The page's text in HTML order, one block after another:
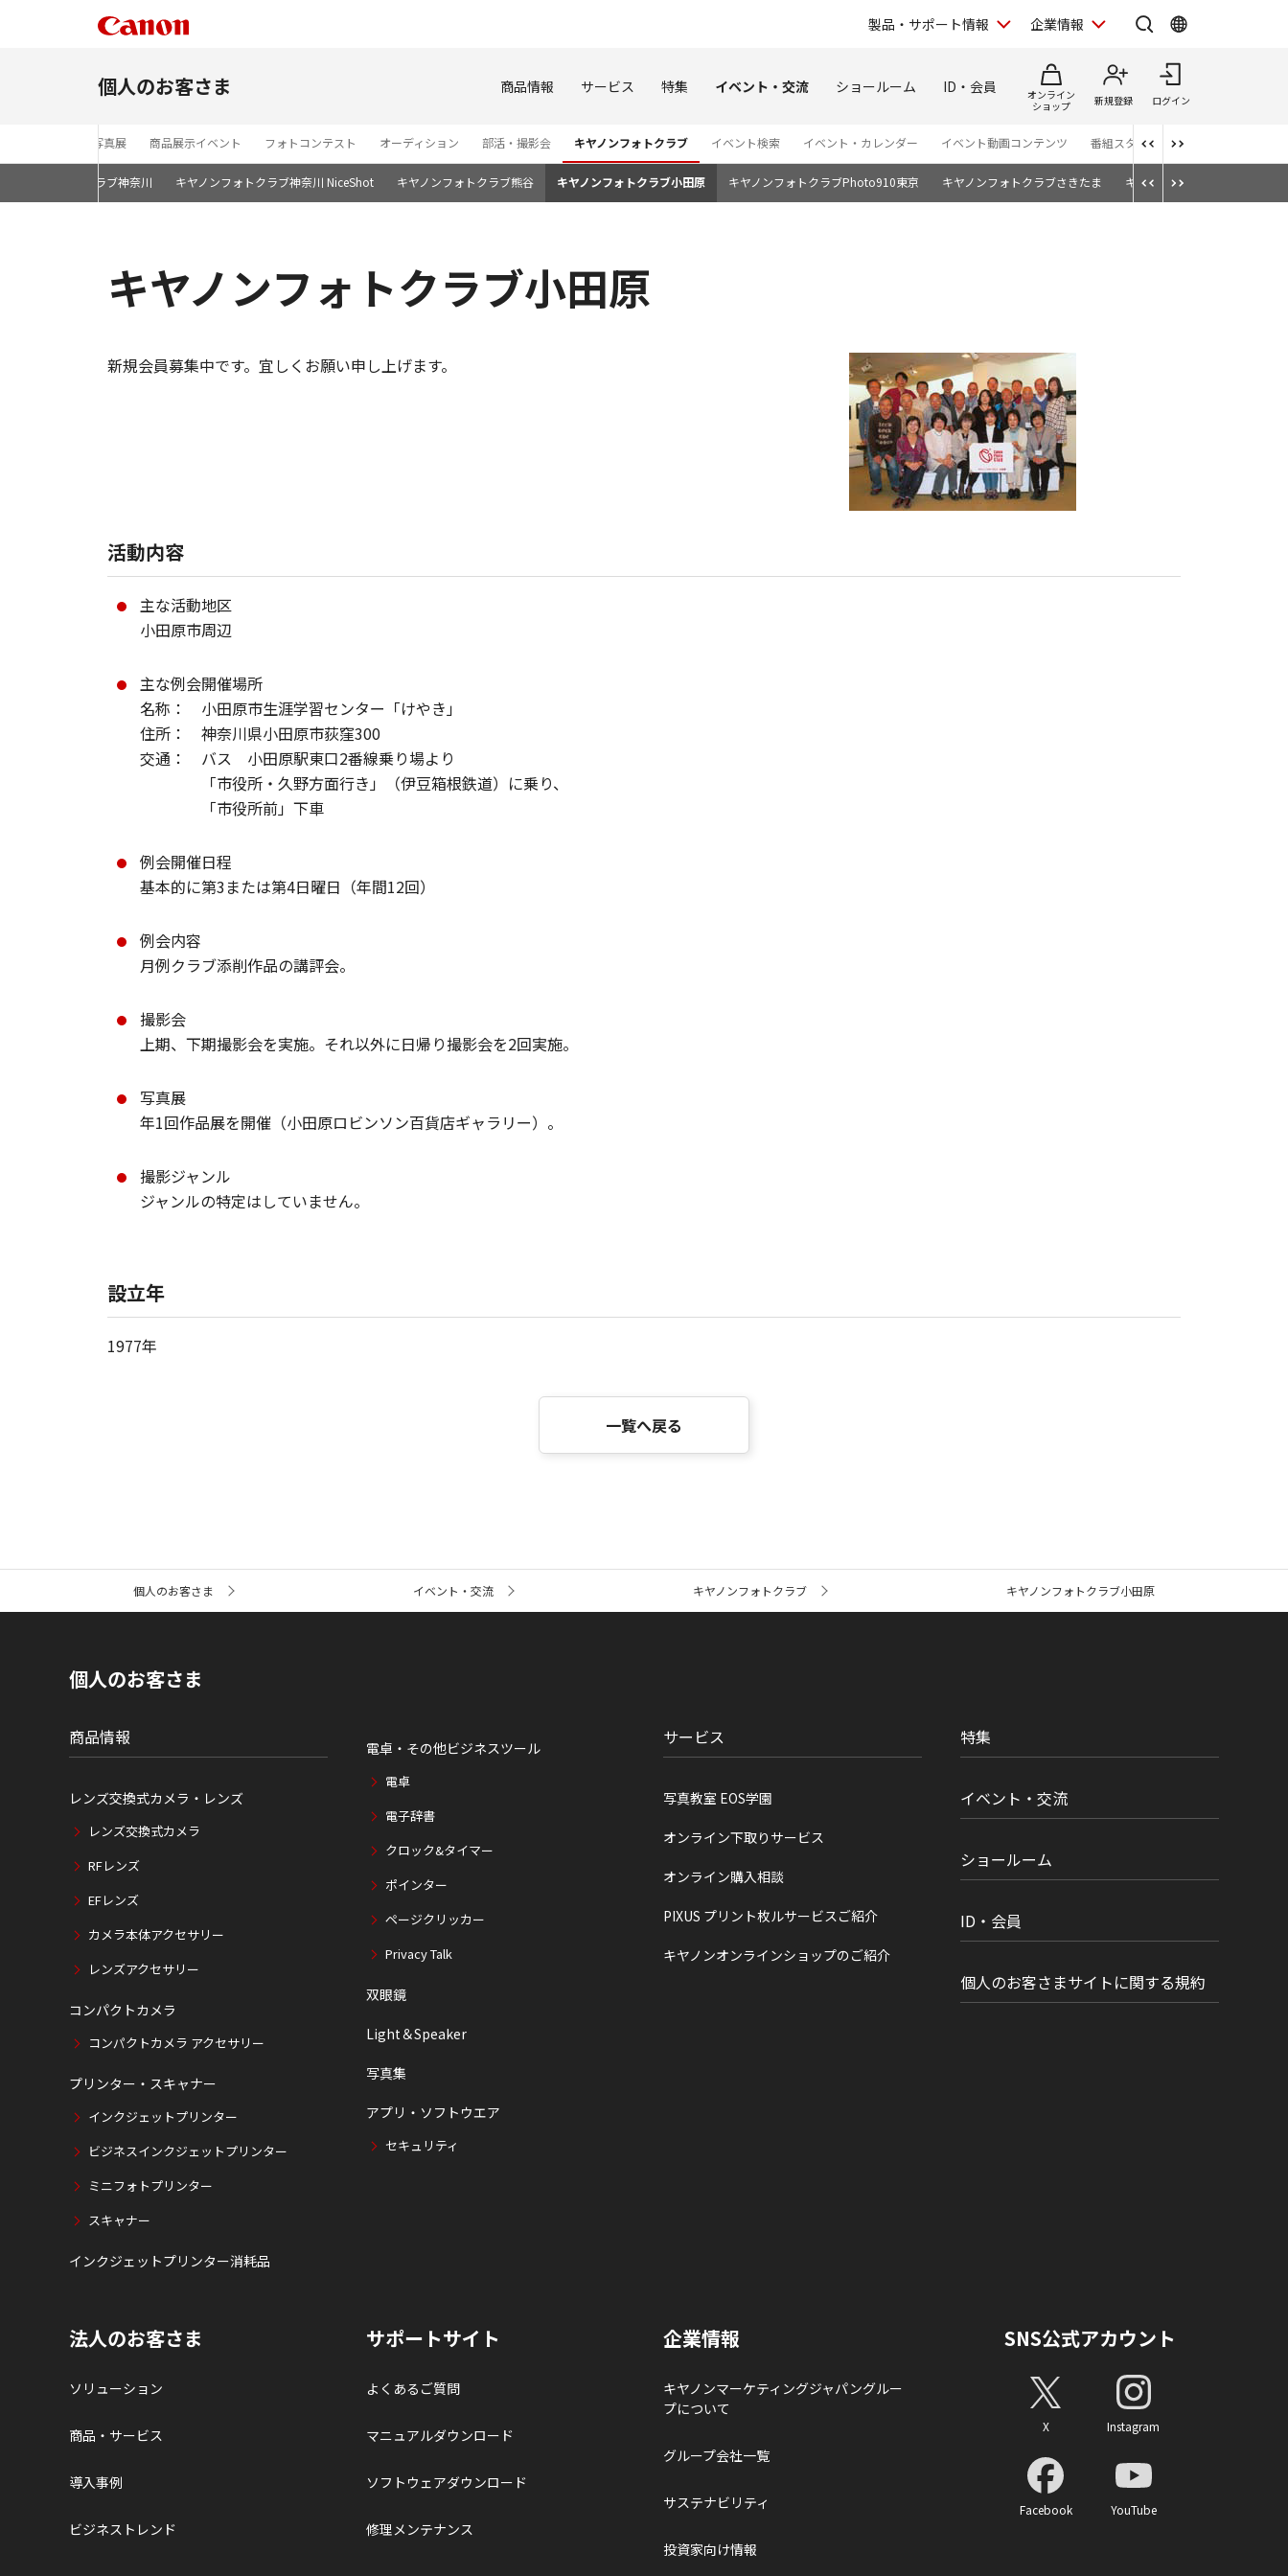
製品・サポート情報 企業情報
個人のお客さま 商品情報 サービス 特集 イベント・交流 ショールーム ID・会員
オンライン
ショップ
新規登録 ログイン
写真展 商品展示イベント フォトコンテスト オーディション 部活・撮影会 キヤノンフォトクラブ イベント検索 イベント・カレンダー イベント動画コンテンツ 番組スタッフが語る TBS「世界遺産
キヤノンフォトクラブ神奈川 キヤノンフォトクラブ神奈川 NiceShot キヤノンフォトクラブ熊谷 キヤノンフォトクラブ小田原 キヤノンフォトクラブPhoto910東京 キヤノンフォトクラブさきたま キヤノンフォトクラブ湘南
キヤノンフォトクラブ小田原
新規会員募集中です。宜しくお願い申し上げます。
活動内容
主な活動地区
小田原市周辺
主な例会開催場所
名称： 小田原市生涯学習センター「けやき」
住所： 神奈川県小田原市荻窪300
交通： バス 小田原駅東口2番線乗り場より
「市役所・久野方面行き」（伊豆箱根鉄道）に乗り、
「市役所前」下車
例会開催日程
基本的に第3または第4日曜日（年間12回）
例会内容
月例クラブ添削作品の講評会。
撮影会
上期、下期撮影会を実施。それ以外に日帰り撮影会を2回実施。
写真展
年1回作品展を開催（小田原ロビンソン百貨店ギャラリー）。
撮影ジャンル
ジャンルの特定はしていません。
設立年
1977年
一覧へ戻る
ト
個人のお客さま イベント・交流 キヤノンフォトクラブ キヤノンフォトクラブ小田原
個人のお客さま
商品情報
レンズ交換式カメラ・レンズ
レンズ交換式カメラ
RFレンズ
EFレンズ
カメラ本体アクセサリー
レンズアクセサリー
コンパクトカメラ
コンパクトカメラ アクセサリー
プリンター・スキャナー
インクジェットプリンター
ビジネスインクジェットプリンター
ミニフォトプリンター
スキャナー
インクジェットプリンター消耗品
電卓・その他ビジネスツール
電卓
電子辞書
クロック&タイマー
ポインター
ページクリッカー
Privacy Talk
双眼鏡
Light＆Speaker
写真集
アプリ・ソフトウエア
セキュリティ
サービス
写真教室 EOS学園
オンライン下取りサービス
オンライン購入相談
PIXUS プリント枚ルサービスご紹介
キヤノンオンラインショップのご紹介
特集
イベント・交流
ショールーム
ID・会員
個人のお客さまサイトに関する規約
法人のお客さま
ソリューション
商品・サービス
導入事例
ビジネストレンド
サポートサイト
よくあるご質問
マニュアルダウンロード
ソフトウェアダウンロード
修理メンテナンス
企業情報
キヤノンマーケティングジャパングルー
プについて
グループ会社一覧
サステナビリティ
投資家向け情報
SNS公式アカウント
X Instagram
Facebook YouTube